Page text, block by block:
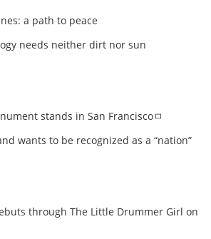
a path to peace
needs neither dirt nor sun
stands in San Franciscoㅁ
wants to be recognized as a “nation”
through The Little Drummer Girl on